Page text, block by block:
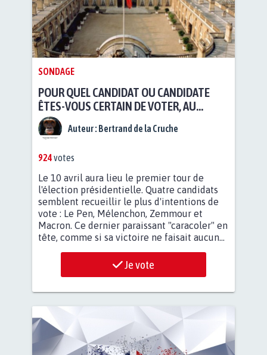
SONDAGE
POUR QUEL CANDIDAT OU CANDIDATE
ÊTES-VOUS CERTAIN DE VOTER, AU
PREMIER TOUR DE L'ÉLECTION
PRÉSIDENTIELLE, LE 10 AVRIL?
Auteur : Bertrand de la Cruche
924votes
Le 10 avril aura lieu le premier tour de
l'élection présidentielle. Quatre candidats
semblent recueillir le plus d'intentions de
vote : Le Pen, Mélenchon, Zemmour et
Macron. Ce dernier paraissant "caracoler" en
tête, comme si sa victoire ne faisait aucun...
Je vote